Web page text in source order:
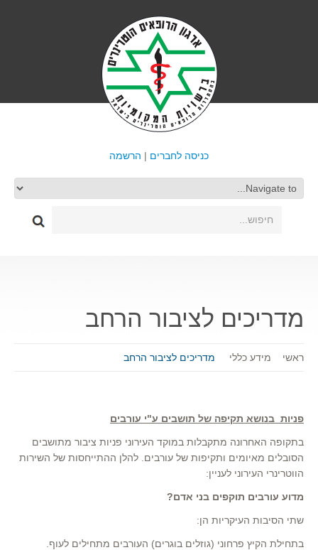
כניסה לחברים | הרשמה
מדריכים לציבור הרחב
ראשי מידע כללי מדריכים לציבור הרחב
פניות בנושא תקיפה של תושבים ע"י עורבים
בתקופה האחרונה מתקבלות במוקד העירוני פניות ציבור מתושבים
הסובלים מאיומים ותקיפות של עורבים. להלן ההתייחסות של השירות
הווטרינרי העירוני לעניין:
מדוע עורבים תוקפים בני אדם?
שתי הסיבות העיקריות הן:
בתחילת הקיץ פרחוני (גוזלים בוגרים) העורבים מתחילים לעוף.